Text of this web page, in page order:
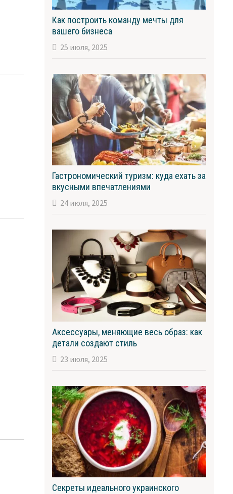
Как построить команду мечты для
вашего бизнеса
25 июля, 2025
Гастрономический туризм: куда ехать за
вкусными впечатлениями
24 июля, 2025
Аксессуары, меняющие весь образ: как
детали создают стиль
23 июля, 2025
Секреты идеального украинского